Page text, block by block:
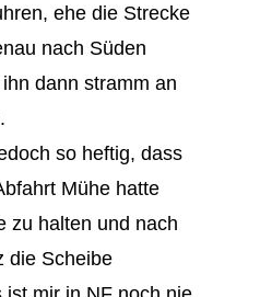
ehe die Strecke
nach Süden
dann stramm an
so heftig, dass
Mühe hatte
zu halten und nach
die Scheibe